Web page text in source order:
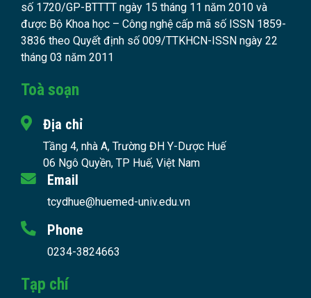
số 1720/GP-BTTTT ngày 15 tháng 11 năm 2010 và
được Bộ Khoa học – Công nghệ cấp mã số ISSN 1859-
3836 theo Quyết định số 009/TTKHCN-ISSN ngày 22
tháng 03 năm 2011
Toà soạn
Địa chỉ
Tầng 4, nhà A, Trường ĐH Y-Dược Huế
06 Ngô Quyền, TP Huế, Việt Nam
Email
tcydhue@huemed-univ.edu.vn
Phone
0234-3824663
Tạp chí